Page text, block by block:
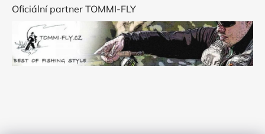
Oficiální partner TOMMI-FLY